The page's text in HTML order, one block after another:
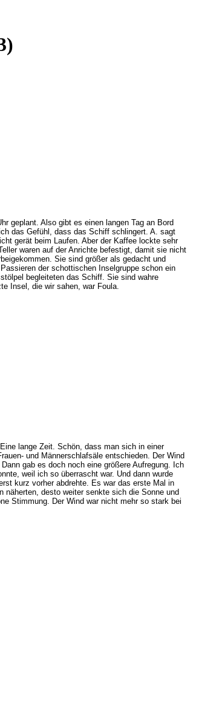
geplant. Also gibt es einen langen Tag an Bord
das Gefühl, dass das Schiff schlingert. A. sagt
gerät beim Laufen. Aber der Kaffee lockte sehr
waren auf der Anrichte befestigt, damit sie nicht
Sie sind größer als gedacht und
der schottischen Inselgruppe schon ein
begleiteten das Schiff. Sie sind wahre
Insel, die wir sahen, war Foula.
lange Zeit. Schön, dass man sich in einer
und Männerschlafsäle entschieden. Der Wind
gab es doch noch eine größere Aufregung. Ich
weil ich so überrascht war. Und dann wurde
kurz vorher abdrehte. Es war das erste Mal in
desto weiter senkte sich die Sonne und
Stimmung. Der Wind war nicht mehr so stark bei